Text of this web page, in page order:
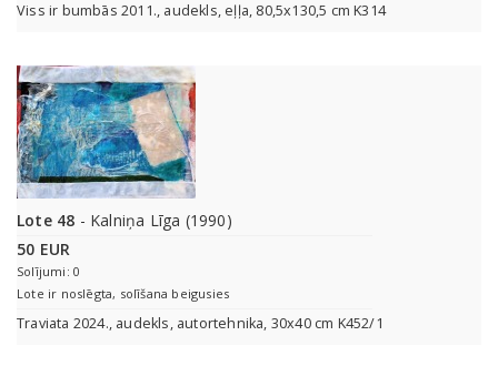
Viss ir bumbās 2011., audekls, eļļa, 80,5x130,5 cm K314
Lote 48 - Kalniņa Līga (1990)
50 EUR
Solījumi: 0
Lote ir noslēgta, solīšana beigusies
Traviata 2024., audekls, autortehnika, 30x40 cm K452/1